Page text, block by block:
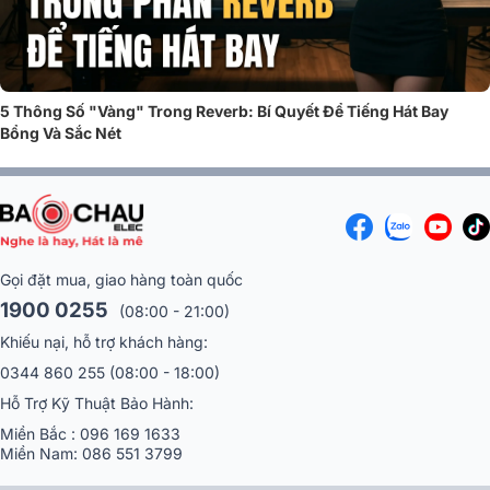
➣ Xem chi tiết:Vang số Bksound X6 Luxury
Các thông số kỹ thuật chung của vang số
karaoke
-Echo:
Vang cao hơn nhờ bộ lọc: 0- 1000Hz
Độ vang tiếng: 0- 100%
Chậm trễ : 0- 500ms
Echo lặp từ : 0-90%
5 Thông Số "Vàng" Trong Reverb: Bí Quyết Để Tiếng Hát Bay
Bổng Và Sắc Nét
Gọi đặt mua, giao hàng toàn quốc
1900 0255
(08:00 - 21:00)
Khiếu nại, hỗ trợ khách hàng:
0344 860 255 (08:00 - 18:00)
Hỗ Trợ Kỹ Thuật Bảo Hành:
Miền Bắc : 096 169 1633
Miền Nam: 086 551 3799